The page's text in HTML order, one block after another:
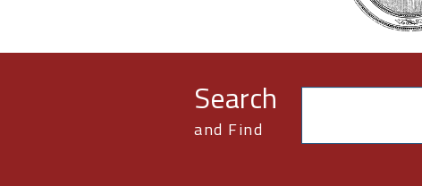
Search
and Find